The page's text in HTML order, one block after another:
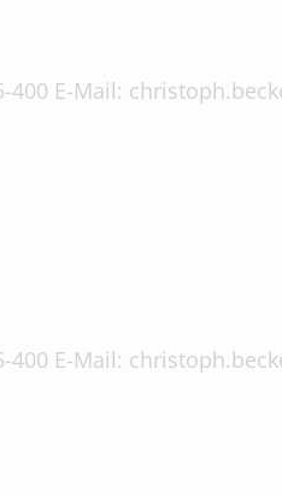
400 E-Mail:
400 E-Mail: